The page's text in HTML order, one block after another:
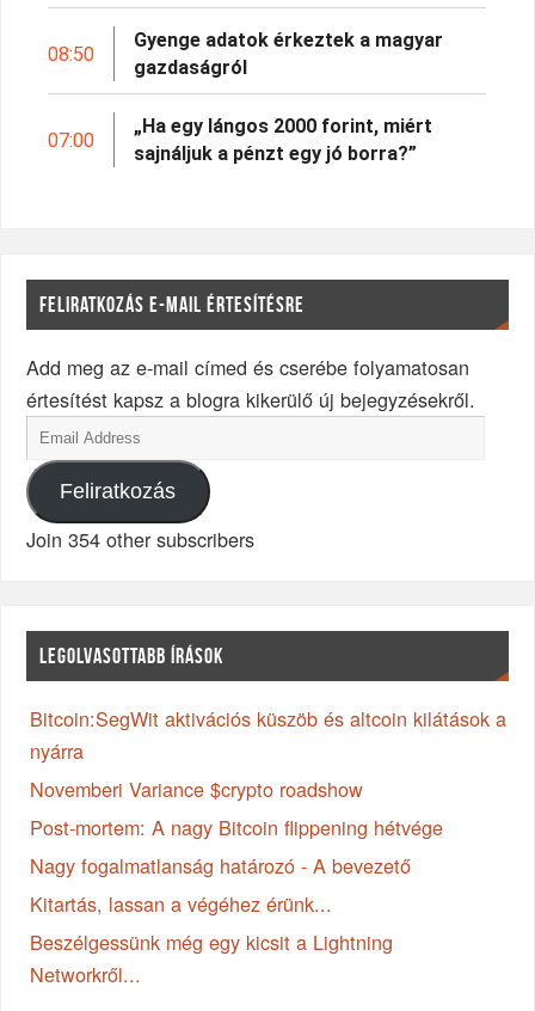
08:50
Gyenge adatok érkeztek a magyar
gazdaságról
07:00
„Ha egy lángos 2000 forint, miért
sajnáljuk a pénzt egy jó borra?”
FELIRATKOZÁS E-MAIL ÉRTESÍTÉSRE
Add meg az e-mail címed és cserébe folyamatosan
értesítést kapsz a blogra kikerülő új bejegyzésekről.
Feliratkozás
Join 354 other subscribers
LEGOLVASOTTABB ÍRÁSOK
Bitcoin:SegWit aktivációs küszöb és altcoin kilátások a
nyárra
Novemberi Variance $crypto roadshow
Post-mortem: A nagy Bitcoin flippening hétvége
Nagy fogalmatlanság határozó - A bevezető
Kitartás, lassan a végéhez érünk...
Beszélgessünk még egy kicsit a Lightning
Networkről...